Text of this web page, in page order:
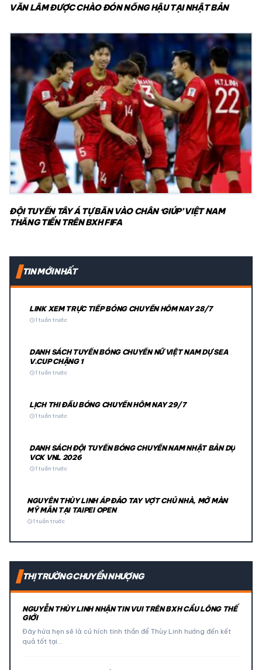
VĂN LÂM ĐƯỢC CHÀO ĐÓN NỒNG HẬU TẠI NHẬT BẢN
ĐỘI TUYỂN TÂY Á TỰ BẮN VÀO CHÂN ‘GIÚP’ VIỆT NAM
THĂNG TIẾN TRÊN BXH FIFA
TIN MỚI NHẤT
LINK XEM TRỰC TIẾP BÓNG CHUYỀN HÔM NAY 28/7
schedule1 tuần trước
DANH SÁCH TUYỂN BÓNG CHUYỀN NỮ VIỆT NAM DỰ SEA
V.CUP CHẶNG 1
schedule1 tuần trước
LỊCH THI ĐẤU BÓNG CHUYỀN HÔM NAY 29/7
schedule1 tuần trước
DANH SÁCH ĐỘI TUYỂN BÓNG CHUYỀN NAM NHẬT BẢN DỰ
VCK VNL 2026
schedule1 tuần trước
NGUYỄN THÙY LINH ÁP ĐẢO TAY VỢT CHỦ NHÀ, MỞ MÀN
MỸ MÃN TẠI TAIPEI OPEN
schedule1 tuần trước
THỊ TRƯỜNG CHUYỂN NHƯỢNG
NGUYỄN THÙY LINH NHẬN TIN VUI TRÊN BXH CẦU LÔNG THẾ
GIỚI
Đây hứa hẹn sẽ là cú hích tinh thần để Thùy Linh hướng đến kết
quả tốt tại…